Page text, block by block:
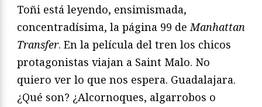
Toñi está leyendo, ensimismada,
concentradísima, la página 99 deManhattan
Transfer. En la película del tren los chicos
protagonistas viajan a Saint Malo. No
quiero ver lo que nos espera. Guadalajara.
¿Qué son? ¿Alcornoques, algarrobos o